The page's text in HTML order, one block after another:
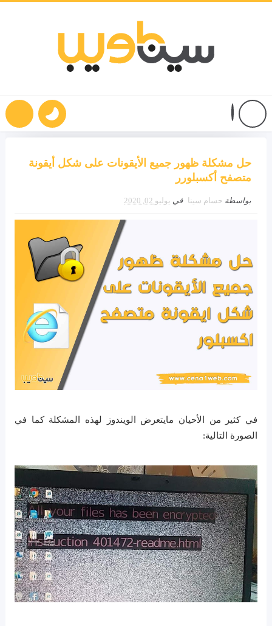
حل مشكلة ظهور جميع الأيقونات على شكل أيقونة
متصفح أكسبلورر
بواسطة حسام سينا في يوليو 02, 2020
في كثير من الأحيان مايتعرض الويندوز لهذه المشكلة كما في
الصورة التالية: